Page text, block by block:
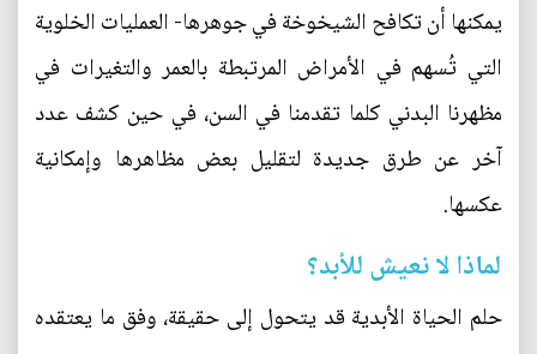
يمكنها أن تكافح الشيخوخة في جوهرها- العمليات الخلوية
التي تُسهم في الأمراض المرتبطة بالعمر والتغيرات في
مظهرنا البدني كلما تقدمنا في السن، في حين كشف عدد
آخر عن طرق جديدة لتقليل بعض مظاهرها وإمكانية
عكسها.
لماذا لا نعيش للأبد؟
حلم الحياة الأبدية قد يتحول إلى حقيقة، وفق ما يعتقده